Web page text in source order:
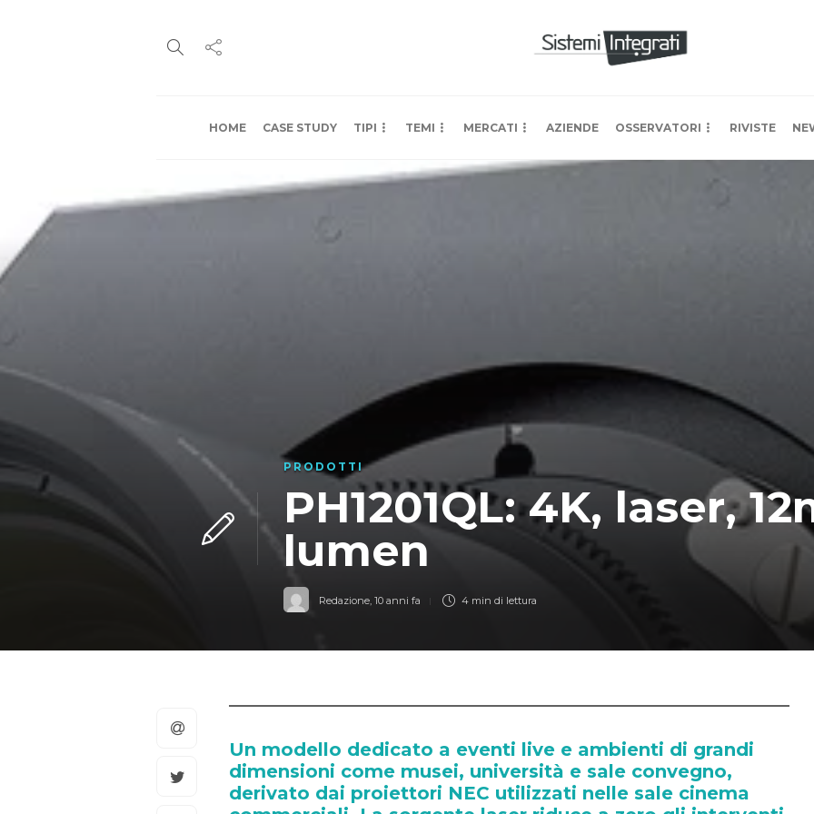
HOME CASE STUDY TIPI TEMI MERCATI AZIENDE OSSERVATORI RIVISTE
PRODOTTI
PH1201QL: 4K, laser,
lumen
Redazione, 10 anni fa 4 min di lettura
Un modello dedicato a eventi live e ambienti di grandi
dimensioni come musei, università e sale convegno,
derivato dai proiettori NEC utilizzati nelle sale cinema